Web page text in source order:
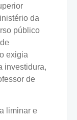
da
público
exigia
investidura,
de
liminar e